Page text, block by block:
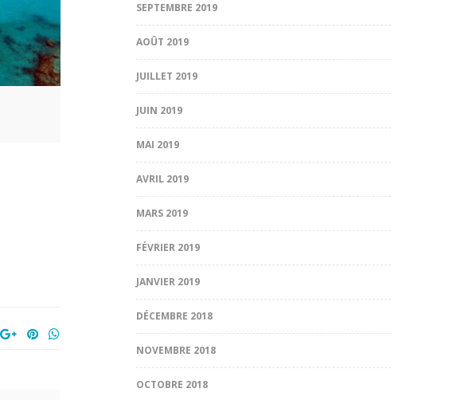
SEPTEMBRE 2019
AOÛT 2019
JUILLET 2019
JUIN 2019
MAI 2019
AVRIL 2019
MARS 2019
FÉVRIER 2019
JANVIER 2019
DÉCEMBRE 2018
NOVEMBRE 2018
OCTOBRE 2018